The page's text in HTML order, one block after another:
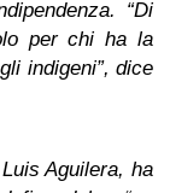
“Di
per chi ha la
indigeni”, dice
Aguilera, ha